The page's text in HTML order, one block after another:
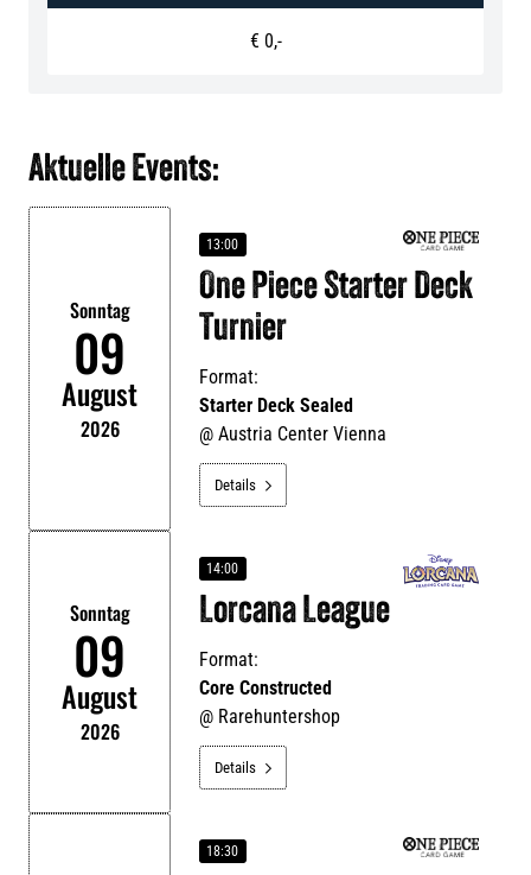
€ 0,-
Aktuelle Events:
Sonntag
09
August
2026
13:00
One Piece Starter Deck
Turnier
Format:
Starter Deck Sealed
@ Austria Center Vienna
Details 
Sonntag
09
August
2026
14:00
Lorcana League
Format:
Core Constructed
@ Rarehuntershop
Details 
18:30